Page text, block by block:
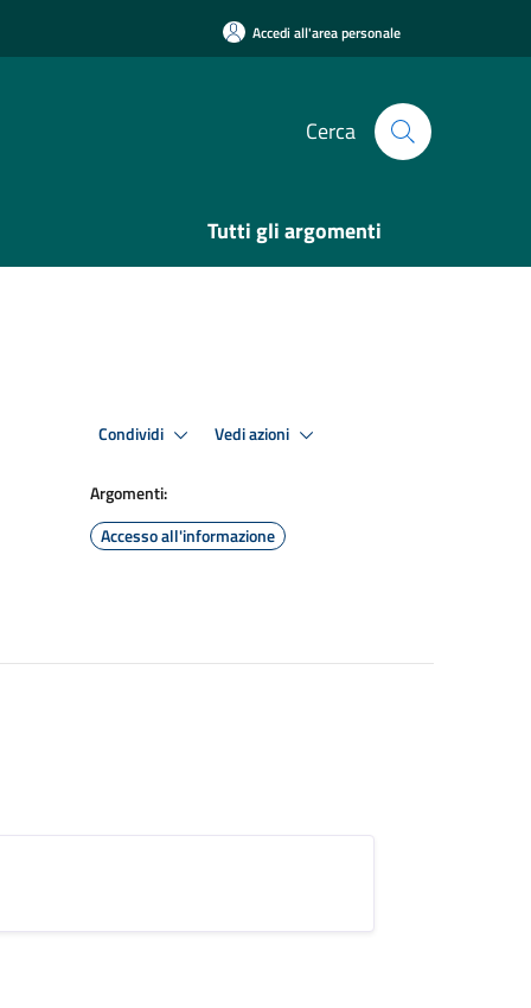
Accedi all'area personale
Cerca
Tutti gli argomenti
Condividi Vedi azioni
Argomenti:
Accesso all'informazione